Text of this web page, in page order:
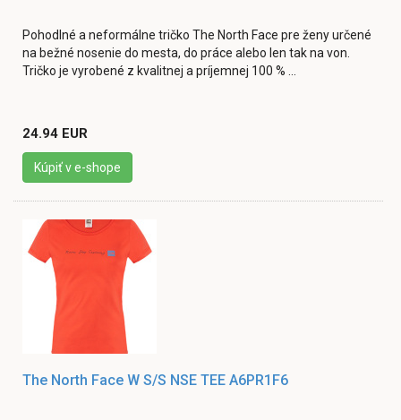
Pohodlné a neformálne tričko The North Face pre ženy určené
na bežné nosenie do mesta, do práce alebo len tak na von.
Tričko je vyrobené z kvalitnej a príjemnej 100 % ...
24.94 EUR
Kúpiť v e-shope
The North Face W S/S NSE TEE A6PR1F6